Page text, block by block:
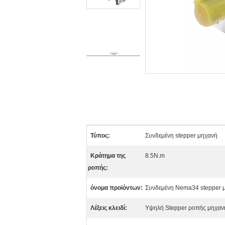
Τύπος: Συνδεμένη stepper μηχανή
Κράτημα της
ροπής:
8.5N.m
όνομα προϊόντων: Συνδεμένη Nema34 stepper
Λέξεις κλειδί: Υψηλή Stepper ροπής